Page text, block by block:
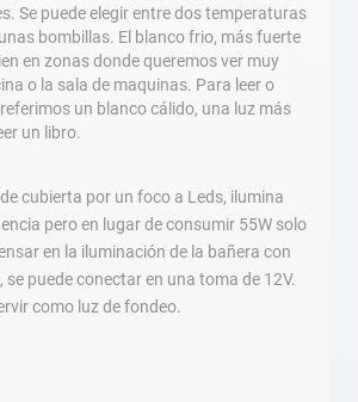
Se puede elegir entre dos temperaturas
bombillas. El blanco frio, más fuerte
en zonas donde queremos ver muy
o la sala de maquinas. Para leer o
un blanco cálido, una luz más
un libro.
cubierta por un foco a Leds, ilumina
pero en lugar de consumir 55W solo
en la iluminación de la bañera con
puede conectar en una toma de 12V.
como luz de fondeo.